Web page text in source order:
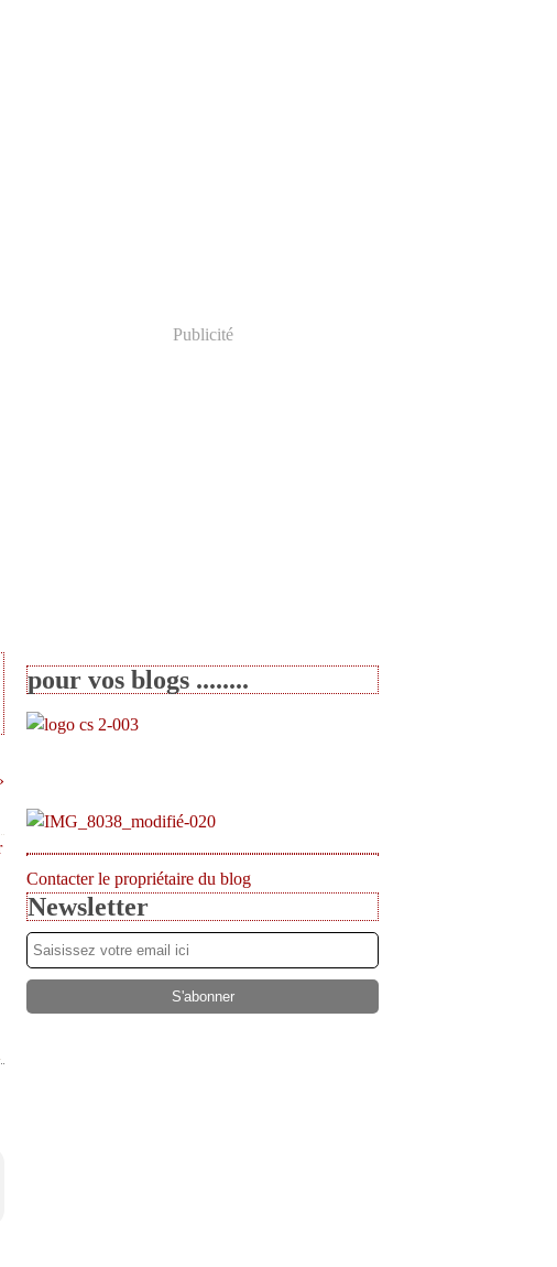
Publicité
pour vos blogs ........
Contacter le propriétaire du blog
Newsletter